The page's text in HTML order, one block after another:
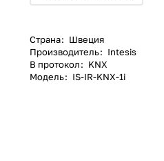
Страна: Швеция
Производитель: Intesis
В протокол: KNX
Модель: IS-IR-KNX-1i